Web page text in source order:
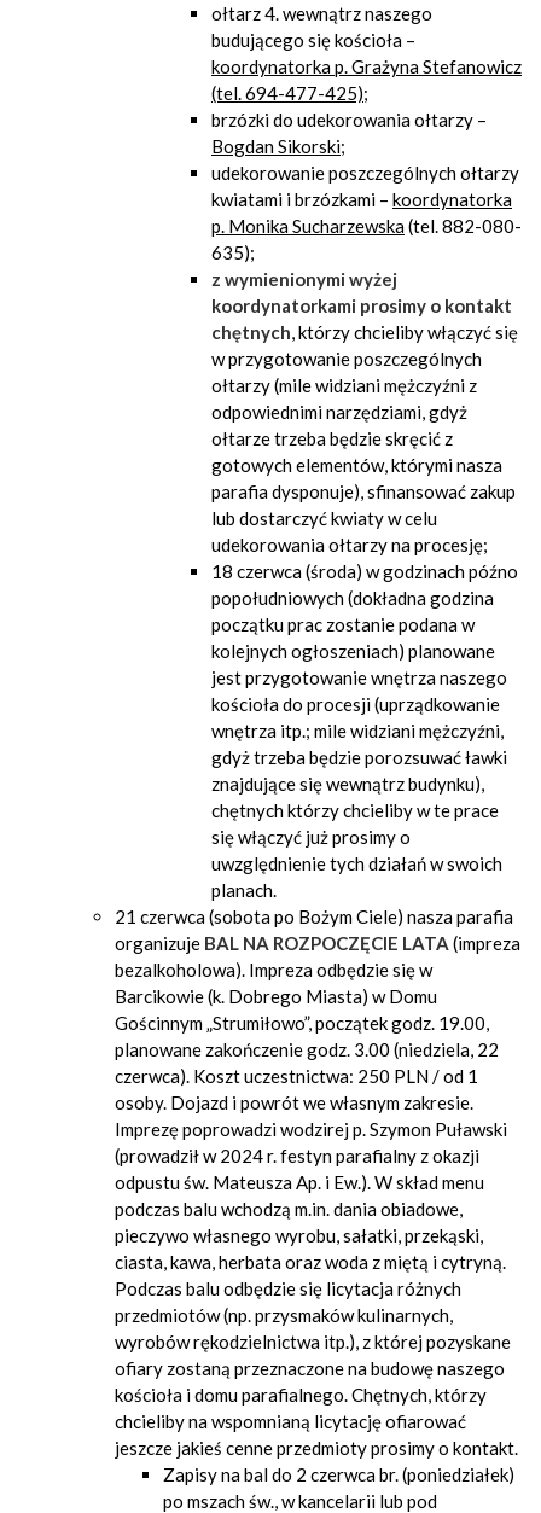
ołtarz 4. wewnątrz naszego
budującego się kościoła –
koordynatorka p. Grażyna Stefanowicz
(tel. 694-477-425);
brzózki do udekorowania ołtarzy –
Bogdan Sikorski;
udekorowanie poszczególnych ołtarzy
kwiatami i brzózkami – koordynatorka
p. Monika Sucharzewska(tel. 882-080-
635);
z wymienionymi wyżej
koordynatorkami prosimy o kontakt
chętnych, którzy chcieliby włączyć się
w przygotowanie poszczególnych
ołtarzy (mile widziani mężczyźni z
odpowiednimi narzędziami, gdyż
ołtarze trzeba będzie skręcić z
gotowych elementów, którymi nasza
parafia dysponuje), sfinansować zakup
lub dostarczyć kwiaty w celu
udekorowania ołtarzy na procesję;
18 czerwca (środa) w godzinach późno
popołudniowych (dokładna godzina
początku prac zostanie podana w
kolejnych ogłoszeniach) planowane
jest przygotowanie wnętrza naszego
kościoła do procesji (uprządkowanie
wnętrza itp.; mile widziani mężczyźni,
gdyż trzeba będzie porozsuwać ławki
znajdujące się wewnątrz budynku),
chętnych którzy chcieliby w te prace
się włączyć już prosimy o
uwzględnienie tych działań w swoich
planach.
21 czerwca (sobota po Bożym Ciele) nasza parafia
organizuje BAL NA ROZPOCZĘCIE LATA (impreza
bezalkoholowa). Impreza odbędzie się w
Barcikowie (k. Dobrego Miasta) w Domu
Gościnnym „Strumiłowo”, początek godz. 19.00,
planowane zakończenie godz. 3.00 (niedziela, 22
czerwca). Koszt uczestnictwa: 250 PLN / od 1
osoby. Dojazd i powrót we własnym zakresie.
Imprezę poprowadzi wodzirej p. Szymon Puławski
(prowadził w 2024 r. festyn parafialny z okazji
odpustu św. Mateusza Ap. i Ew.). W skład menu
podczas balu wchodzą m.in. dania obiadowe,
pieczywo własnego wyrobu, sałatki, przekąski,
ciasta, kawa, herbata oraz woda z miętą i cytryną.
Podczas balu odbędzie się licytacja różnych
przedmiotów (np. przysmaków kulinarnych,
wyrobów rękodzielnictwa itp.), z której pozyskane
ofiary zostaną przeznaczone na budowę naszego
kościoła i domu parafialnego. Chętnych, którzy
chcieliby na wspomnianą licytację ofiarować
jeszcze jakieś cenne przedmioty prosimy o kontakt.
Zapisy na bal do 2 czerwca br. (poniedziałek)
po mszach św., w kancelarii lub pod